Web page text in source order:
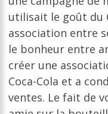
utilisait le goût du
association entre
le bonheur entre
créer une
Coca-Cola et a
ventes. Le fait de